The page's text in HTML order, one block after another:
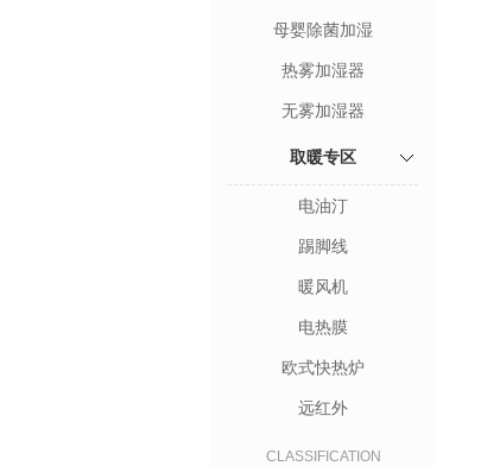
母婴除菌加湿
热雾加湿器
无雾加湿器
取暖专区
电油汀
踢脚线
暖风机
电热膜
欧式快热炉
远红外
CLASSIFICATION